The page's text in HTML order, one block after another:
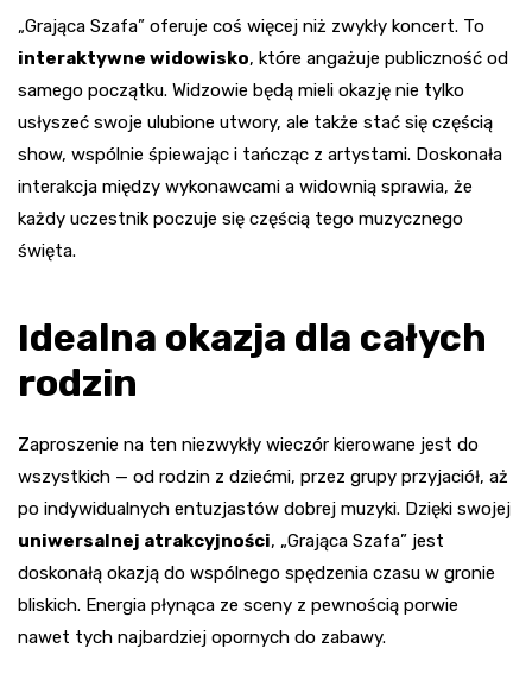
„Grająca Szafa” oferuje coś więcej niż zwykły koncert. To
interaktywne widowisko, które angażuje publiczność od
samego początku. Widzowie będą mieli okazję nie tylko
usłyszeć swoje ulubione utwory, ale także stać się częścią
show, wspólnie śpiewając i tańcząc z artystami. Doskonała
interakcja między wykonawcami a widownią sprawia, że
każdy uczestnik poczuje się częścią tego muzycznego
święta.
Idealna okazja dla całych
rodzin
Zaproszenie na ten niezwykły wieczór kierowane jest do
wszystkich — od rodzin z dziećmi, przez grupy przyjaciół, aż
po indywidualnych entuzjastów dobrej muzyki. Dzięki swojej
uniwersalnej atrakcyjności, „Grająca Szafa” jest
doskonałą okazją do wspólnego spędzenia czasu w gronie
bliskich. Energia płynąca ze sceny z pewnością porwie
nawet tych najbardziej opornych do zabawy.